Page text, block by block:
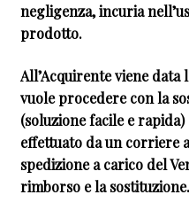
negligenza, incuria
prodotto.
All’Acquirente viene data
vuole procedere con la
(soluzione facile e
effettuato da un corriere
spedizione a carico del
rimborso e la sostituzione.